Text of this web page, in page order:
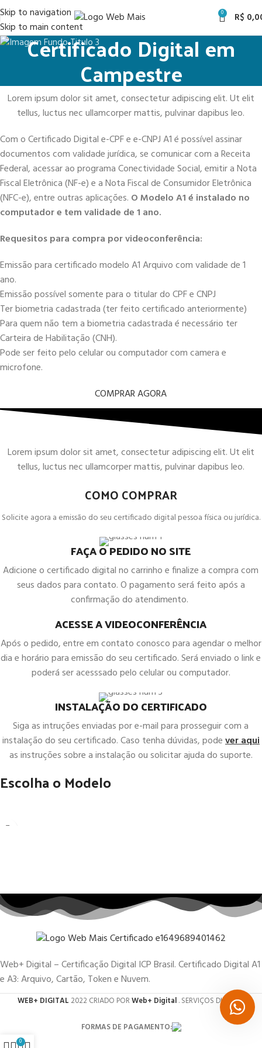
Skip to navigation
Skip to main content
0 R$
Certificado Digital em
Campestre
Lorem ipsum dolor sit amet, consectetur adipiscing elit. Ut elit
tellus, luctus nec ullamcorper mattis, pulvinar dapibus leo.
Com o Certificado Digital e-CPF e e-CNPJ A1 é possível assinar
documentos com validade jurídica, se comunicar com a Receita
Federal, acessar ao programa Conectividade Social, emitir a Nota
Fiscal Eletrônica (NF-e) e a Nota Fiscal de Consumidor Eletrônica
(NFC-e), entre outras aplicações. O Modelo A1 é instalado no
computador e tem validade de 1 ano.
Requesitos para compra por videoconferência:
Emissão para certificado modelo A1 Arquivo com validade de 1
ano.
Emissão possível somente para o titular do CPF e CNPJ
Ter biometria cadastrada (ter feito certificado anteriormente)
Para quem não tem a biometria cadastrada é necessário ter
Carteira de Habilitação (CNH).
Pode ser feito pelo celular ou computador com camera e
microfone.
COMPRAR AGORA
Lorem ipsum dolor sit amet, consectetur adipiscing elit. Ut elit
tellus, luctus nec ullamcorper mattis, pulvinar dapibus leo.
COMO COMPRAR
Solicite agora a emissão do seu certificado digital pessoa física ou jurídica.
FAÇA O PEDIDO NO SITE
Adicione o certificado digital no carrinho e finalize a compra com
seus dados para contato. O pagamento será feito após a
confirmação do atendimento.
ACESSE A VIDEOCONFERÊNCIA
Após o pedido, entre em contato conosco para agendar o melhor
dia e horário para emissão do seu certificado. Será enviado o link e
poderá ser acesssado pelo celular ou computador.
INSTALAÇÃO DO CERTIFICADO
Siga as intruções enviadas por e-mail para prosseguir com a
instalação do seu certificado. Caso tenha dúvidas, podever aqui
as instruções sobre a instalação ou solicitar ajuda do suporte.
Escolha o Modelo
Web+ Digital – Certificação Digital ICP Brasil. Certificado Digital A1
e A3: Arquivo, Cartão, Token e Nuvem.
WEB+ DIGITAL 2022 CRIADO PORWeb+ Digital. SERVIÇOS DIGITAIS.
FORMAS DE PAGAMENTO:
0